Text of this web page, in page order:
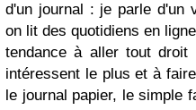
d'un journal : je parle d'un
on lit des quotidiens en
tendance à aller tout
intéressent le plus et à
le journal papier, le simple